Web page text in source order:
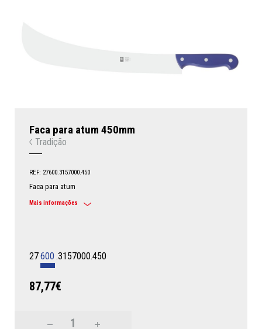
Faca para atum 450mm
Tradição
REF: 27600.3157000.450
Faca para atum
Mais informações
27600 .3157000.450
87,77€